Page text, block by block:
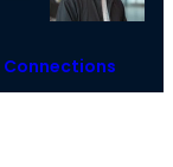
Connections